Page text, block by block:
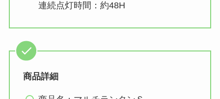
連続点灯時間：約48H
商品詳細